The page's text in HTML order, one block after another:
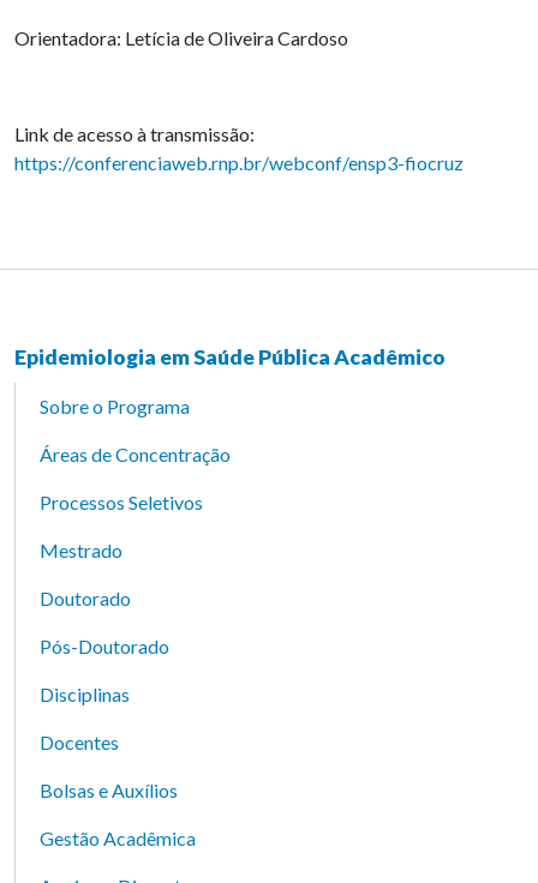
Orientadora: Letícia de Oliveira Cardoso
Link de acesso à transmissão:
https://conferenciaweb.rnp.br/webconf/ensp3-fiocruz
Epidemiologia em Saúde Pública Acadêmico
Sobre o Programa
Áreas de Concentração
Processos Seletivos
Mestrado
Doutorado
Pós-Doutorado
Disciplinas
Docentes
Bolsas e Auxílios
Gestão Acadêmica